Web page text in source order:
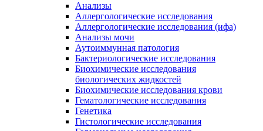
Анализы
Аллергологические исследования
Аллергологические исследования (ифа)
Анализы мочи
Аутоиммунная патология
Бактериологические исследования
Биохимические исследования
биологических жидкостей
Биохимические исследования крови
Гематологические исследования
Генетика
Гистологические исследования